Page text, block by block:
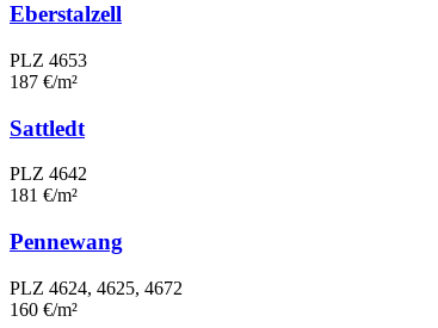
Eberstalzell
PLZ 4653
187 €/m²
Sattledt
PLZ 4642
181 €/m²
Pennewang
PLZ 4624, 4625, 4672
160 €/m²